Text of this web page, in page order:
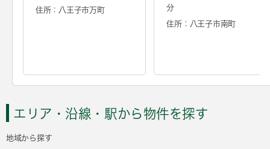
住所：八王子市万町 分
住所：八王子市南町
エリア・沿線・駅から物件を探す
地域から探す